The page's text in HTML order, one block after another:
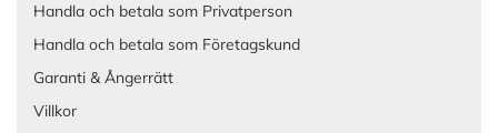
Handla och betala som Privatperson
Handla och betala som Företagskund
Garanti & Ångerrätt
Villkor